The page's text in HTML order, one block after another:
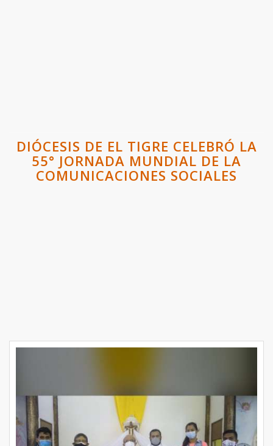
DIÓCESIS DE EL TIGRE CELEBRÓ LA
55° JORNADA MUNDIAL DE LA
COMUNICACIONES SOCIALES